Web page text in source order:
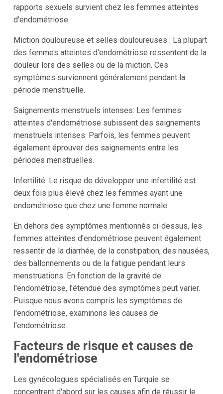
rapports sexuels survient chez les femmes atteintes
d'endométriose.
Miction douloureuse et selles douloureuses : La plupart
des femmes atteintes d'endométriose ressentent de la
douleur lors des selles ou de la miction. Ces
symptômes surviennent généralement pendant la
période menstruelle.
Saignements menstruels intenses: Les femmes
atteintes d'endométriose subissent des saignements
menstruels intenses. Parfois, les femmes peuvent
également éprouver des saignements entre les
périodes menstruelles.
Infertilité: Le risque de développer une infertilité est
deux fois plus élevé chez les femmes ayant une
endométriose que chez une femme normale.
En dehors des symptômes mentionnés ci-dessus, les
femmes atteintes d'endométriose peuvent également
ressentir de la diarrhée, de la constipation, des nausées,
des ballonnements ou de la fatigue pendant leurs
menstruations. En fonction de la gravité de
l'endométriose, l'étendue des symptômes peut varier.
Puisque nous avons compris les symptômes de
l'endométriose, examinons les causes de
l'endométriose.
Facteurs de risque et causes de
l'endométriose
Les gynécologues spécialisés en Turquie se
concentrent d'abord sur les causes afin de réussir le